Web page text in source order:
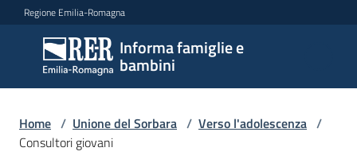
Vai al contenuto
Vai alla navigazione
Vai al footer
Regione Emilia-Romagna
Informa famiglie e
bambini
Informa
famiglie
e
bambini
Home / Unione del Sorbara / Verso l'adolescenza /
Consultori giovani